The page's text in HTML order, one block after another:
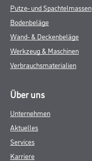
Putze- und Spachtelmassen
Bodenbeläge
Wand- & Deckenbeläge
Werkzeug & Maschinen
Verbrauchsmaterialien
Über uns
Unternehmen
Aktuelles
Services
Karriere